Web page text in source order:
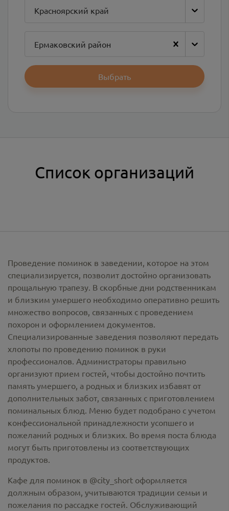
Красноярский край
Ермаковский район
Выбрать
Список организаций
Проведение поминок в заведении, которое на этом
специализируется, позволит достойно организовать
прощальную трапезу. В скорбные дни родственникам
и близким умершего необходимо оперативно решить
множество вопросов, связанных с проведением
похорон и оформлением документов.
Специализированные заведения позволяют передать
хлопоты по проведению поминок в руки
профессионалов. Администраторы правильно
организуют прием гостей, чтобы достойно почтить
память умершего, а родных и близких избавят от
дополнительных забот, связанных с приготовлением
поминальных блюд. Меню будет подобрано с учетом
конфессиональной принадлежности усопшего и
пожеланий родных и близких. Во время поста блюда
могут быть приготовлены из соответствующих
продуктов.
Кафе для поминок в @city_short оформляется
должным образом, учитываются традиции семьи и
пожелания по рассадке гостей. Обслуживающий